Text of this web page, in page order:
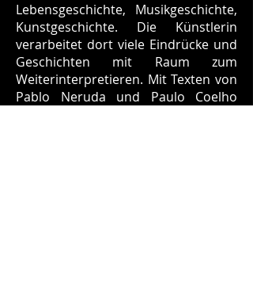
Lebensgeschichte, Musikgeschichte,
Kunstgeschichte. Die Künstlerin
verarbeitet dort viele Eindrücke und
Geschichten mit Raum zum
Weiterinterpretieren. Mit Texten von
Pablo Neruda und Paulo Coelho